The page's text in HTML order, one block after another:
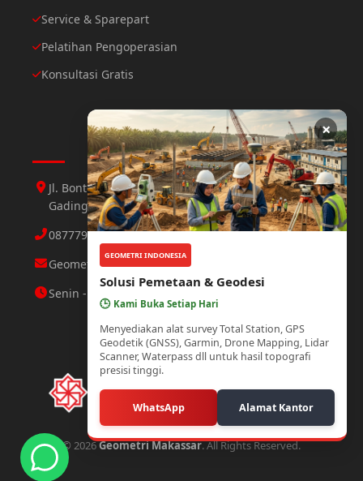
×
GEOMETRI INDONESIA
Solusi Pemetaan & Geodesi
🕒 Kami Buka Setiap Hari
Menyediakan alat survey Total Station, GPS
Geodetik (GNSS), Garmin, Drone Mapping, Lidar
Scanner, Waterpass dll untuk hasil topografi
presisi tinggi.
WhatsApp Alamat Kantor
Service & Sparepart
Pelatihan Pengoperasian
Konsultasi Gratis
Hubungi Kami
Jl. Bontoloe Baru Perumahan Mutiara Gading 1 Jl.
Gading 3 No.25 Daya, Makassar
087779564423 Abdul Aziz
Geometri.makassar@gmail.com
Senin - Minggu : 08.00 - 21.00 WITA
© 2026Geometri Makassar. All Rights Reserved.